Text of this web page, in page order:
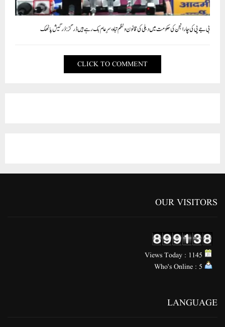
بی جے پی کی چار انجن کی حکومت میں دہلی کی قانون و نظم تباہ، سرِ عام بک رہے ہیں ڈرگز: دُرگیش پاٹھک
CLICK TO COMMENT
OUR VISITORS
LANGUAGE